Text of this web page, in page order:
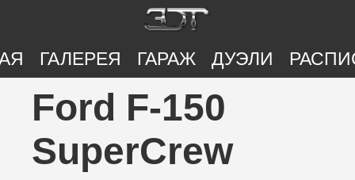
ГАЛЕРЕЯ ГАРАЖ ДУЭЛИ
Ford F-150
SuperCrew